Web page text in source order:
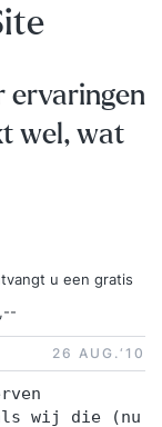
ervaringen
wel, wat
u een gratis
26 AUG.‘10
wij die (nu